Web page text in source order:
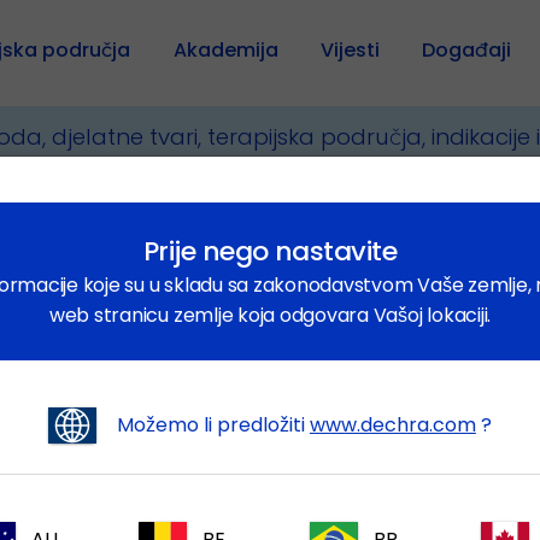
područja Akademija Vijesti Događaji
F
Prije nego nastavite
koje su u skladu sa zakonodavstvom Vaše
web stranicu zemlje koja odgovara Vašoj lokaciji.
Možemo li predložitiwww.dechra.com?